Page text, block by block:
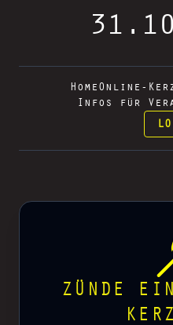
Home Online-
Infos für
ZÜNDE